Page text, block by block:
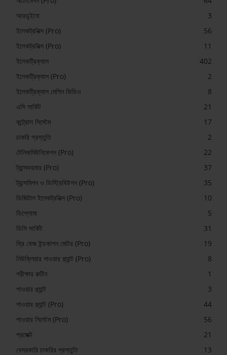
আরডুইনো
3
ইলেকট্রনিক্স (Pro)
56
ইলেকট্রনিক্স (Pro)
11
ইলেকট্রিক্যাল
402
ইলেকট্রিক্যাল (Pro)
2
ইলেকট্রিক্যাল মেশিন ভিডিও
8
এসি সার্কিট
21
কন্ট্রোল সিস্টেম
17
চাকরি প্রস্তুতি
2
টেলিকমিউনিকেশন (Pro)
22
ট্রান্সফরমার (Pro)
37
ট্রান্সমিশন ও ডিস্ট্রিবিউশন (Pro)
35
ডিজিটাল ইলেকট্রনিক্স (Pro)
10
ডিপ্লোমা
5
ডিসি সার্কিট
31
থ্রি ফেজ ইন্ডকাশন মোটর (Pro)
19
নিউক্লিয়ার পাওয়ার প্ল্যান্ট (Pro)
8
পরীক্ষার রুটিন
1
পাওয়ার প্ল্যান্ট
3
পাওয়ার প্ল্যান্ট (Pro)
44
পাওয়ার সিস্টেম (Pro)
56
প্রজেক্ট
21
বেসরকারি চাকরির প্রস্তুতি
13